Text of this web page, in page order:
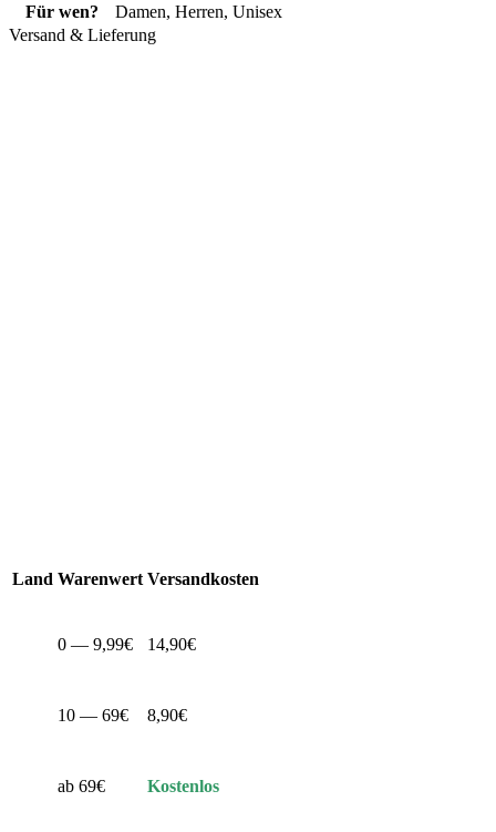
Für wen?
Damen, Herren, Unisex
Versand & Lieferung
Land Warenwert Versandkosten
0 — 9,99€ 14,90€
10 — 69€ 8,90€
ab 69€ Kostenlos